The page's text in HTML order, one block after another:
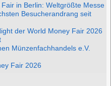
in Berlin: Weltgrößte Messe
Besucherandrang seit
der World Money Fair 2026
Münzenfachhandels e.V.
Fair 2026